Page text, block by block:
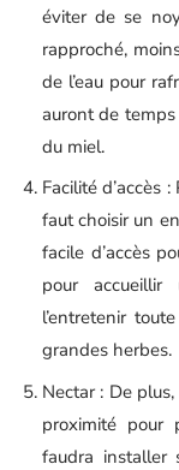
éviter de se
rapproché,
de l’eau pour
auront de temps
du miel.
Facilité d’accès
faut choisir un
facile d’accès
pour accueillir
l’entretenir
grandes herbes.
Nectar : De
proximité pour
faudra installer